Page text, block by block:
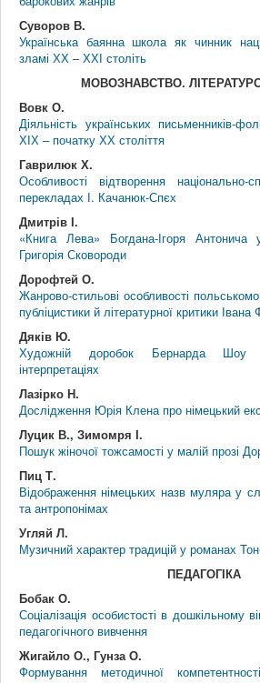
Суворов В.
Українська баянна школа як чинник
зламі ХХ – ХХІ століть
МОВОЗНАВСТВО.
Вовк О.
Діяльність українських письменників-
ХІХ – початку ХХ століття
Гаврилюк Х.
Особливості відтворення національно-
перекладах І. Качанюк-Спєх
Дмитрів І.
«Книга Лева» Богдана-Ігоря Антонича
Григорія Сковороди
Дорофтей О.
Жанрово-стильові особливості
публіцистики й літературної критики Івана
Дяків Ю.
Художній доробок Бернарда Шоу в
інтерпретаціях
Лазірко Н.
Дослідження Юрія Клена про німецький
Луцик В., Зимомря І.
Пошук жіночої тожсамості у малій прозі
Пиц Т.
Відображення німецьких назв муляра у
та антропонімах
Угляй Л.
Музичний характер традицій у романах
ПЕДАГОГІКА
Бобак О.
Соціалізація особистості в дошкільному
педагогічного вивчення
Жигайло О., Гунза О.
Формування методичної